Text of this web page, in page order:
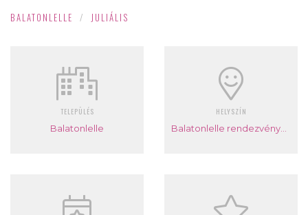
BALATONLELLE / JULIÁLIS
TELEPÜLÉS
Balatonlelle
HELYSZÍN